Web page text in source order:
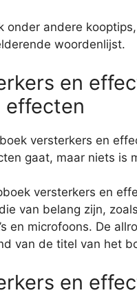
onder andere
woordenlijst.
en
effecten
versterkers en
gaat, maar niets is
versterkers en
van belang zijn,
en microfoons. De
van de titel van het
en